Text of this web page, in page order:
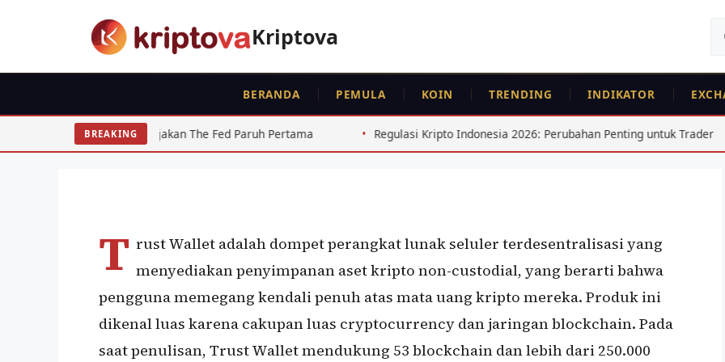
Kriptova
BERANDA PEMULA KOIN TRENDING INDIKATOR
BREAKING
Kebijakan The Fed Paruh Pertama Regulasi Kripto Indonesia 2026: Perubahan Penting untuk Trader Kurs USD
KRIPTO
Trust Wallet
T rust Wallet adalah dompet perangkat lunak seluler terdesentralisasi yang
menyediakan penyimpanan aset kripto non-custodial, yang berarti bahwa
pengguna memegang kendali penuh atas mata uang kripto mereka. Produk ini
dikenal luas karena cakupan luas cryptocurrency dan jaringan blockchain. Pada
saat penulisan, Trust Wallet mendukung 53 blockchain dan lebih dari 250.000